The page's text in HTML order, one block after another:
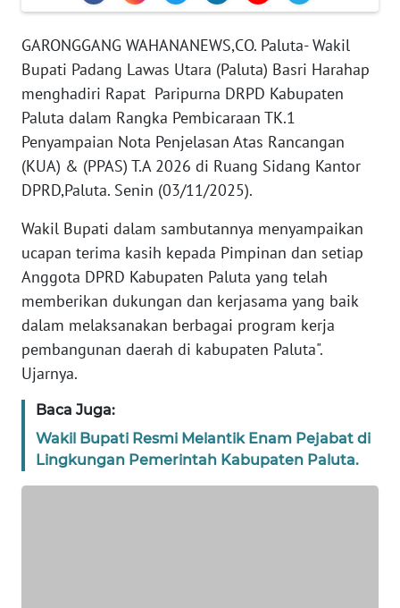
GARONGGANG WAHANANEWS,CO. Paluta- Wakil
Bupati Padang Lawas Utara (Paluta) Basri Harahap
menghadiri Rapat Paripurna DRPD Kabupaten
Paluta dalam Rangka Pembicaraan TK.1
Penyampaian Nota Penjelasan Atas Rancangan
(KUA) & (PPAS) T.A 2026 di Ruang Sidang Kantor
DPRD,Paluta. Senin (03/11/2025).
Wakil Bupati dalam sambutannya menyampaikan
ucapan terima kasih kepada Pimpinan dan setiap
Anggota DPRD Kabupaten Paluta yang telah
memberikan dukungan dan kerjasama yang baik
dalam melaksanakan berbagai program kerja
pembangunan daerah di kabupaten Paluta".
Ujarnya.
Baca Juga:
Wakil Bupati Resmi Melantik Enam Pejabat di
Lingkungan Pemerintah Kabupaten Paluta.
KARIR
DISCLAIMER
Wahana
News
Regional
WN
WN
JAKARTA
WN
JABAR
BANTEN
WN